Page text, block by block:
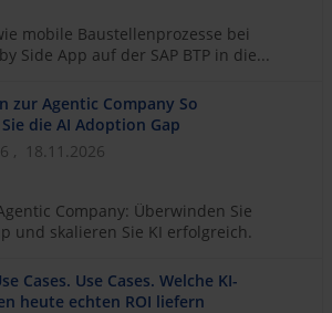
mobile Baustellenprozesse bei
Side App auf der SAP BTP in die...
zur Agentic Company So
die AI Adoption Gap
, 18.11.2026
Company: Überwinden Sie
und skalieren Sie KI erfolgreich.
Cases. Use Cases. Welche KI-
heute echten ROI liefern